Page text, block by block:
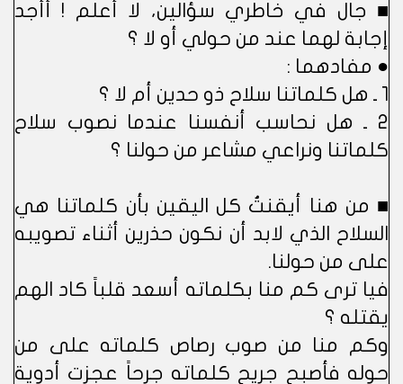
■ جال في خاطري سؤالين، لا أعلم ! أأجد
إجابة لهما عند من حولي أو لا ؟
● مفادهما :
1 ـ هل كلماتنا سلاح ذو حدين أم لا ؟
2 ـ هل نحاسب أنفسنا عندما نصوب سلاح
كلماتنا ونراعي مشاعر من حولنا ؟
■ من هنا أيقنتُ كل اليقين بأن كلماتنا هي
السلاح الذي لابد أن نكون حذرين أثناء تصويبه
على من حولنا.
فيا ترى كم منا بكلماته أسعد قلباً كاد الهم
يقتله ؟
وكم منا من صوب رصاص كلماته على من
حوله فأصبح جريح كلماته جرحاً عجزت أدوية